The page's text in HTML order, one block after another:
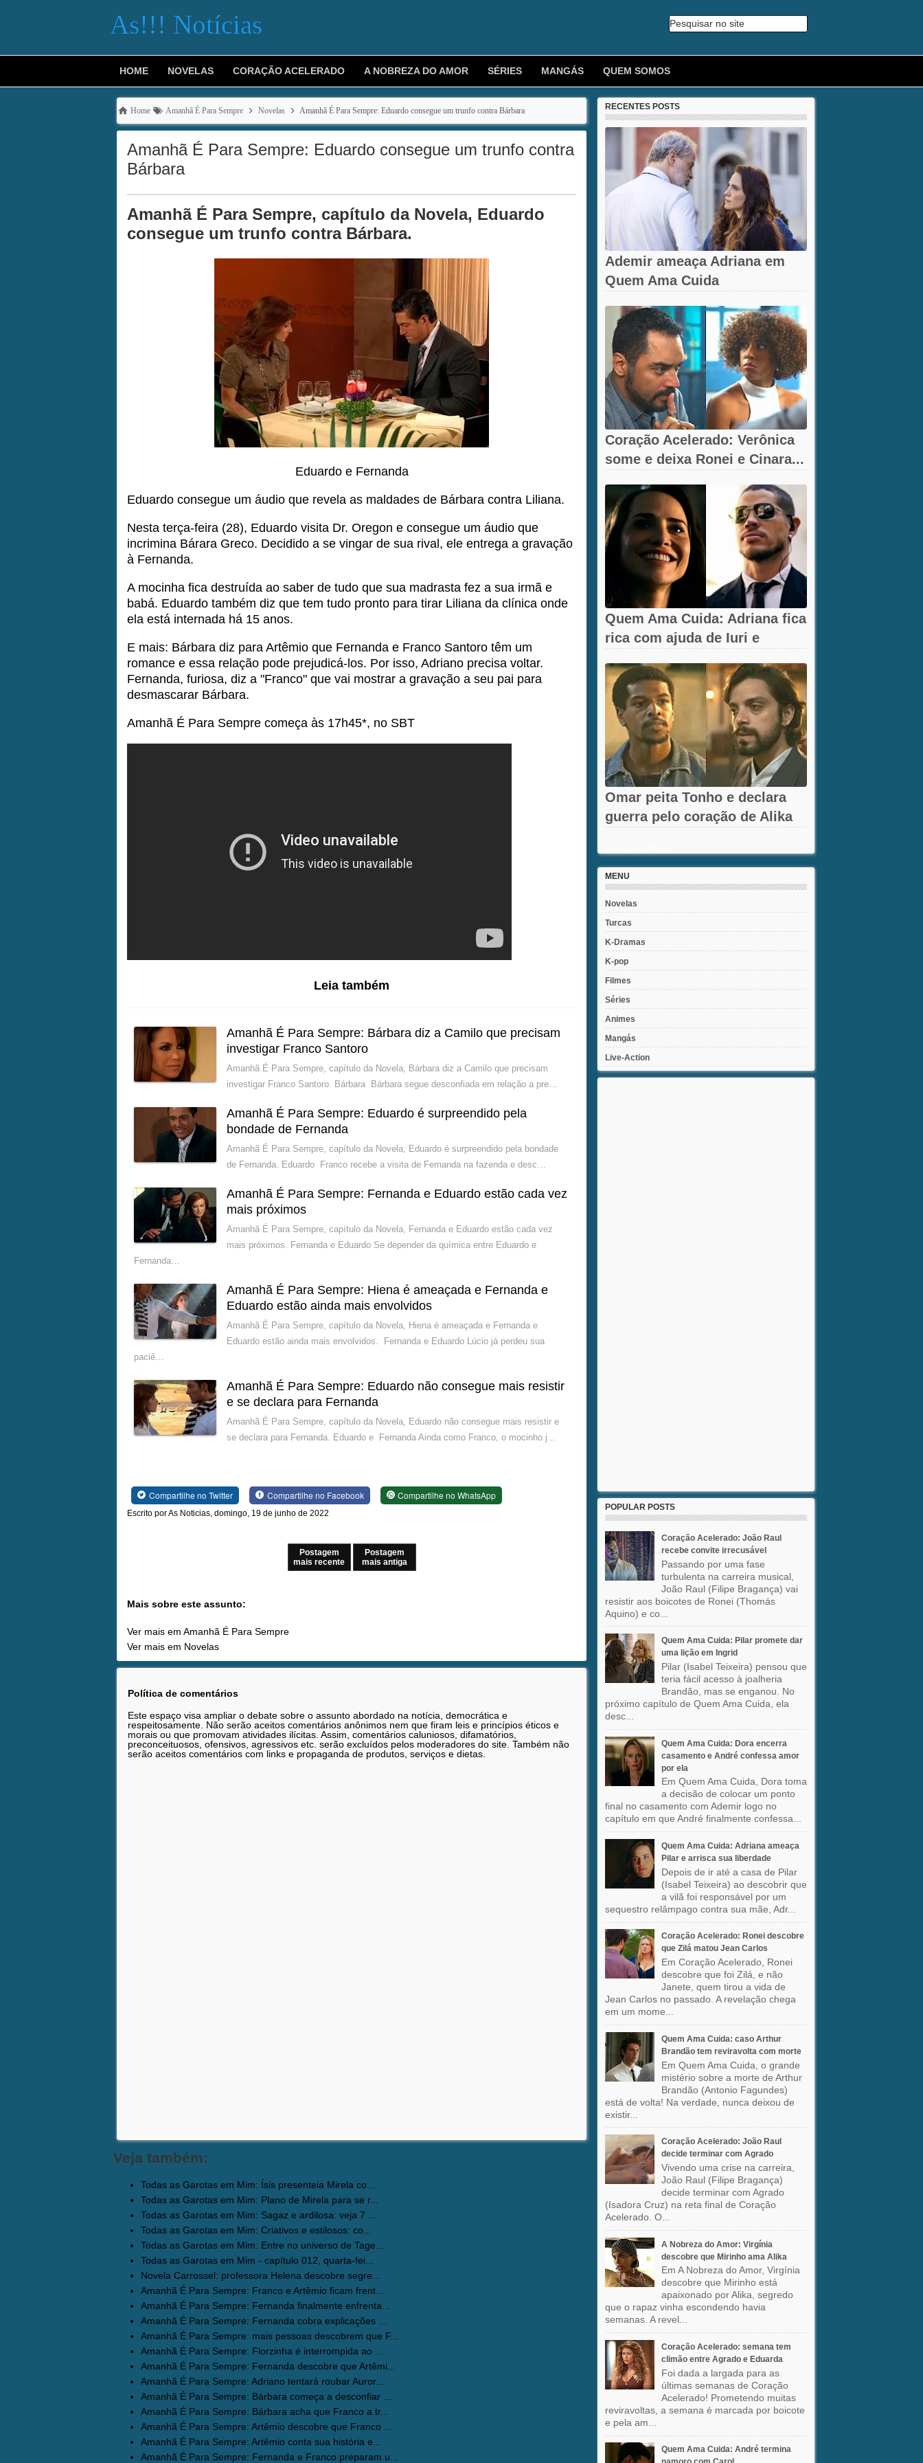
As!!! Notícias Pesquisar no site
HOME NOVELAS CORAÇÃO ACELERADO A NOBREZA DO AMOR SÉRIES MANGÁS QUEM SOMOS
Home Amanhã É Para Sempre Novelas Amanhã É Para Sempre: Eduardo consegue um trunfo contra Bárbara
Amanhã É Para Sempre: Eduardo consegue um trunfo contra
Bárbara
Amanhã É Para Sempre, capítulo da Novela, Eduardo
consegue um trunfo contra Bárbara.
Eduardo e Fernanda
Eduardo consegue um áudio que revela as maldades de Bárbara contra Liliana.
Nesta terça-feira (28), Eduardo visita Dr. Oregon e consegue um áudio que
incrimina Bárara Greco. Decidido a se vingar de sua rival, ele entrega a gravação
à Fernanda.
A mocinha fica destruída ao saber de tudo que sua madrasta fez a sua irmã e
babá. Eduardo também diz que tem tudo pronto para tirar Liliana da clínica onde
ela está internada há 15 anos.
E mais: Bárbara diz para Artêmio que Fernanda e Franco Santoro têm um
romance e essa relação pode prejudicá-los. Por isso, Adriano precisa voltar.
Fernanda, furiosa, diz a "Franco" que vai mostrar a gravação a seu pai para
desmascarar Bárbara.
Amanhã É Para Sempre começa às 17h45*, no SBT
Leia também
Amanhã É Para Sempre: Bárbara diz a Camilo que precisam
investigar Franco Santoro
Amanhã É Para Sempre, capítulo da Novela, Bárbara diz a Camilo que precisam
investigar Franco Santoro. Bárbara Bárbara segue desconfiada em relação a pre…
Amanhã É Para Sempre: Eduardo é surpreendido pela
bondade de Fernanda
Amanhã É Para Sempre, capítulo da Novela, Eduardo é surpreendido pela bondade
de Fernanda. Eduardo Franco recebe a visita de Fernanda na fazenda e desc…
Amanhã É Para Sempre: Fernanda e Eduardo estão cada vez
mais próximos
Amanhã É Para Sempre, capítulo da Novela, Fernanda e Eduardo estão cada vez
mais próximos. Fernanda e Eduardo Se depender da química entre Eduardo e
Fernanda…
Amanhã É Para Sempre: Hiena é ameaçada e Fernanda e
Eduardo estão ainda mais envolvidos
Amanhã É Para Sempre, capítulo da Novela, Hiena é ameaçada e Fernanda e
Eduardo estão ainda mais envolvidos. Fernanda e Eduardo Lúcio já perdeu sua
paciê…
Amanhã É Para Sempre: Eduardo não consegue mais resistir
e se declara para Fernanda
Amanhã É Para Sempre, capítulo da Novela, Eduardo não consegue mais resistir e
se declara para Fernanda. Eduardo e Fernanda Ainda como Franco, o mocinho j…
Compartilhe no Twitter Compartilhe no Facebook Compartilhe no WhatsApp
Escrito por As Noticias, domingo, 19 de junho de 2022
Postagem
mais recente
Postagem
mais antiga
Mais sobre este assunto:
Ver mais em Amanhã É Para Sempre
Ver mais em Novelas
Política de comentários
Este espaço visa ampliar o debate sobre o assunto abordado na notícia, democrática e
respeitosamente. Não serão aceitos comentários anônimos nem que firam leis e princípios éticos e
morais ou que promovam atividades ilícitas. Assim, comentários caluniosos, difamatórios,
preconceituosos, ofensivos, agressivos etc. serão excluídos pelos moderadores do site. Também não
serão aceitos comentários com links e propaganda de produtos, serviços e dietas.
Veja também:
Todas as Garotas em Mim: Ísis presenteia Mirela co...
Todas as Garotas em Mim: Plano de Mirela para se r...
Todas as Garotas em Mim: Sagaz e ardilosa: veja 7 ...
Todas as Garotas em Mim: Criativos e estilosos: co...
Todas as Garotas em Mim: Entre no universo de Tage...
Todas as Garotas em Mim - capítulo 012, quarta-fei...
Novela Carrossel: professora Helena descobre segre...
Amanhã É Para Sempre: Franco e Artêmio ficam frent...
Amanhã É Para Sempre: Fernanda finalmente enfrenta...
Amanhã É Para Sempre: Fernanda cobra explicações ...
Amanhã É Para Sempre: mais pessoas descobrem que F...
Amanhã É Para Sempre: Florzinha é interrompida ao ...
Amanhã É Para Sempre: Fernanda descobre que Artêmi...
Amanhã É Para Sempre: Adriano tentará roubar Auror...
Amanhã É Para Sempre: Bárbara começa a desconfiar ...
Amanhã É Para Sempre: Bárbara acha que Franco a tr...
Amanhã É Para Sempre: Artêmio descobre que Franco ...
Amanhã É Para Sempre: Artêmio conta sua história e...
Amanhã É Para Sempre: Fernanda e Franco preparam u...
RECENTES POSTS
Ademir ameaça Adriana em
Quem Ama Cuida
Coração Acelerado: Verônica
some e deixa Ronei e Cinara...
Quem Ama Cuida: Adriana fica
rica com ajuda de Iuri e
Omar peita Tonho e declara
guerra pelo coração de Alika
MENU
Novelas
Turcas
K-Dramas
K-pop
Filmes
Séries
Animes
Mangás
Live-Action
POPULAR POSTS
Coração Acelerado: João Raul
recebe convite irrecusável
Passando por uma fase
turbulenta na carreira musical,
João Raul (Filipe Bragança) vai
resistir aos boicotes de Ronei (Thomás
Aquino) e co...
Quem Ama Cuida: Pilar promete dar
uma lição em Ingrid
Pilar (Isabel Teixeira) pensou que
teria fácil acesso à joalheria
Brandão, mas se enganou. No
próximo capítulo de Quem Ama Cuida, ela
desc...
Quem Ama Cuida: Dora encerra
casamento e André confessa amor
por ela
Em Quem Ama Cuida, Dora toma
a decisão de colocar um ponto
final no casamento com Ademir logo no
capítulo em que André finalmente confessa...
Quem Ama Cuida: Adriana ameaça
Pilar e arrisca sua liberdade
Depois de ir até a casa de Pilar
(Isabel Teixeira) ao descobrir que
a vilã foi responsável por um
sequestro relâmpago contra sua mãe, Adr...
Coração Acelerado: Ronei descobre
que Zilá matou Jean Carlos
Em Coração Acelerado, Ronei
descobre que foi Zilá, e não
Janete, quem tirou a vida de
Jean Carlos no passado. A revelação chega
em um mome...
Quem Ama Cuida: caso Arthur
Brandão tem reviravolta com morte
Em Quem Ama Cuida, o grande
mistério sobre a morte de Arthur
Brandão (Antonio Fagundes)
está de volta! Na verdade, nunca deixou de
existir...
Coração Acelerado: João Raul
decide terminar com Agrado
Vivendo uma crise na carreira,
João Raul (Filipe Bragança)
decide terminar com Agrado
(Isadora Cruz) na reta final de Coração
Acelerado. O...
A Nobreza do Amor: Virgínia
descobre que Mirinho ama Alika
Em A Nobreza do Amor, Virgínia
descobre que Mirinho está
apaixonado por Alika, segredo
que o rapaz vinha escondendo havia
semanas. A revel...
Coração Acelerado: semana tem
climão entre Agrado e Eduarda
Foi dada a largada para as
últimas semanas de Coração
Acelerado! Prometendo muitas
reviravoltas, a semana é marcada por boicote
e pela am...
Quem Ama Cuida: André termina